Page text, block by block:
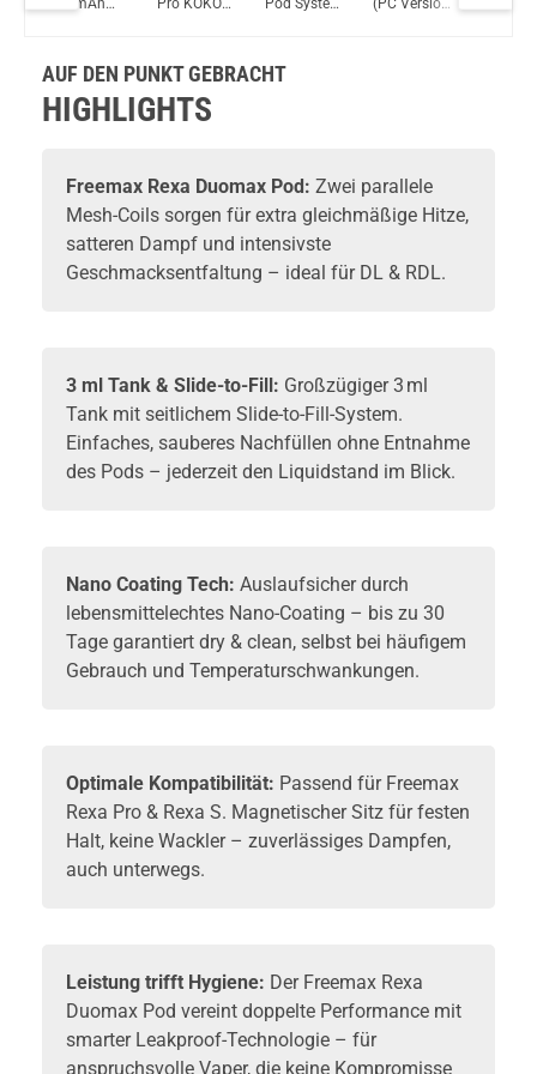
OneVape Air MOD 60 1500mAh 6,0ml Pod Kit Rot
490mAh
Pro KOKO
Pod System
(PC Version)
AUF DEN PUNKT GEBRACHT
HIGHLIGHTS
Freemax Rexa Duomax Pod: Zwei parallele
Mesh-Coils sorgen für extra gleichmäßige Hitze,
satteren Dampf und intensivste
Geschmacksentfaltung – ideal für DL & RDL.
3 ml Tank & Slide-to-Fill: Großzügiger 3 ml
Tank mit seitlichem Slide-to-Fill-System.
Einfaches, sauberes Nachfüllen ohne Entnahme
des Pods – jederzeit den Liquidstand im Blick.
Nano Coating Tech: Auslaufsicher durch
lebensmittelechtes Nano-Coating – bis zu 30
Tage garantiert dry & clean, selbst bei häufigem
Gebrauch und Temperaturschwankungen.
Optimale Kompatibilität: Passend für Freemax
Rexa Pro & Rexa S. Magnetischer Sitz für festen
Halt, keine Wackler – zuverlässiges Dampfen,
auch unterwegs.
Leistung trifft Hygiene: Der Freemax Rexa
Duomax Pod vereint doppelte Performance mit
smarter Leakproof-Technologie – für
anspruchsvolle Vaper, die keine Kompromisse